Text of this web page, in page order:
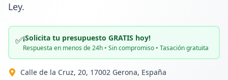
Ley.
✅¡Solicita tu presupuesto GRATIS hoy!
Respuesta en menos de 24h • Sin compromiso • Tasación gratuita
Calle de la Cruz, 20, 17002 Gerona, España